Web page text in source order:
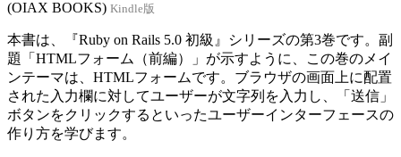
(OIAX BOOKS) Kindle版
本書は、『Ruby on Rails 5.0 初級』シリーズの第3巻です。副
題「HTMLフォーム（前編）」が示すように、この巻のメイ
ンテーマは、HTMLフォームです。ブラウザの画面上に配置
された入力欄に対してユーザーが文字列を入力し、「送信」
ボタンをクリックするといったユーザーインターフェースの
作り方を学びます。